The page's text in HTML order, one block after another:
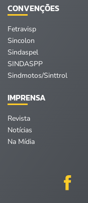
CONVENÇÕES
Fetravisp
Sincolon
Sindaspel
SINDASPP
Sindmotos/Sinttrol
IMPRENSA
Revista
Notícias
Na Mídia